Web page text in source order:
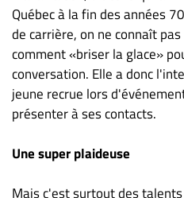
Québec à la fin des années
de carrière, on ne connaît
comment «briser la glace»
conversation. Elle a donc
jeune recrue lors
présenter à ses contacts.
Une super plaideuse
Mais c'est surtout des